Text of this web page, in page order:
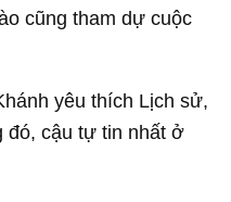
cũng tham dự cuộc
yêu thích Lịch sử,
đó, cậu tự tin nhất ở